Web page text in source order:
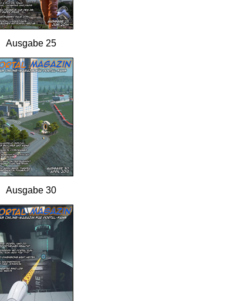
Ausgabe 25
Ausgabe 30